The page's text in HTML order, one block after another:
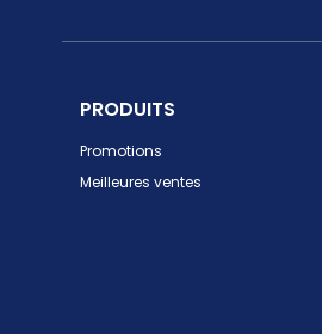
PRODUITS
Promotions
Meilleures ventes